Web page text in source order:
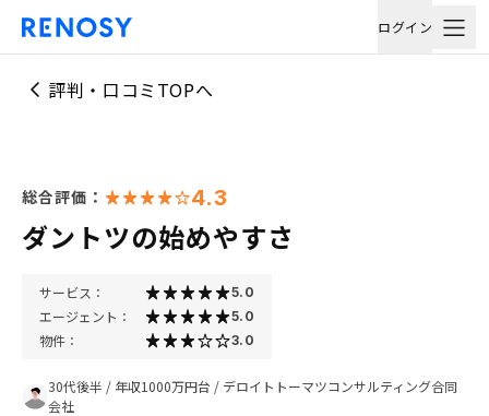
ログイン
評判・口コミTOPへ
総合評価： 4.3
ダントツの始めやすさ
サービス： 5.0
エージェント： 5.0
物件： 3.0
30代後半 / 年収1000万円台 / デロイトトーマツコンサルティング合同
会社